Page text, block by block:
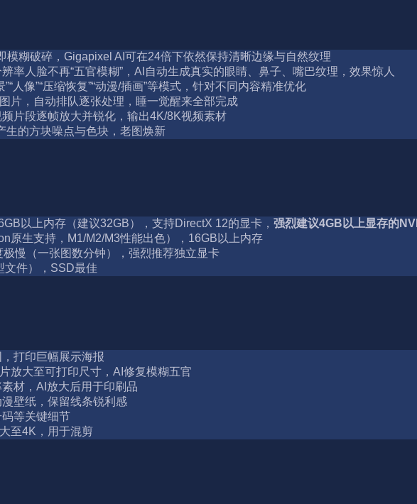
模糊破碎，Gigapixel AI可在24倍下依然保持清晰边缘与自然纹理
辨率人脸不再“五官模糊”，AI自动生成真实的眼睛、鼻子、嘴巴纹理，效果惊人
”“人像”“压缩恢复”“动漫/插画”等模式，针对不同内容精准优化
片，自动排队逐张处理，睡一觉醒来全部完成
频片段逐帧放大并锐化，输出4K/8K视频素材
生的方块噪点与色块，老图焕新
以上内存（建议32GB），支持DirectX 12的显卡， 强烈建议4GB以上显存的
原生支持，M1/M2/M3性能出色），16GB以上内存
极慢（一张图数分钟），强烈推荐独立显卡
文件），SSD最佳
打印巨幅展示海报
放大至可打印尺寸，AI修复模糊五官
素材，AI放大后用于印刷品
漫壁纸，保留线条锐利感
码等关键细节
至4K，用于混剪